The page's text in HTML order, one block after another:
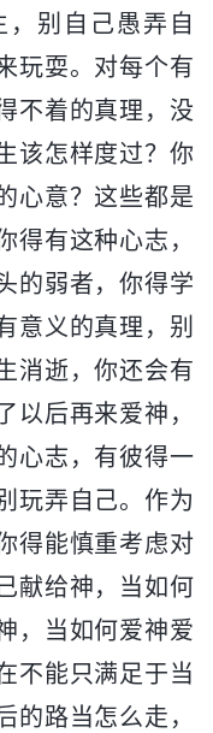
别自己愚弄自
玩耍。对每个有
不着的真理，没
该怎样度过？你
心意？这些都是
得有这种心志，
的弱者，你得学
意义的真理，别
消逝，你还会有
以后再来爱神，
心志，有彼得一
玩弄自己。作为
得能慎重考虑对
献给神，当如何
，当如何爱神爱
不能只满足于当
的路当怎么走，